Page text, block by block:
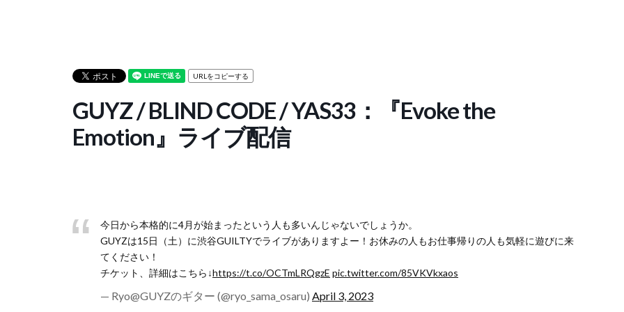
URLをコピーする
GUYZ / BLIND CODE / YAS33：『Evoke the
Emotion』ライブ配信
今日から本格的に4月が始まったという人も多いんじゃないでしょうか。
GUYZは15日（土）に渋谷GUILTYでライブがありますよー！お休みの人もお仕事帰りの人も気軽に遊びに来
てください！
チケット、詳細はこちら↓https://t.co/OCTmLRQgzE pic.twitter.com/85VKVkxaos
— Ryo@GUYZのギター (@ryo_sama_osaru) April 3, 2023